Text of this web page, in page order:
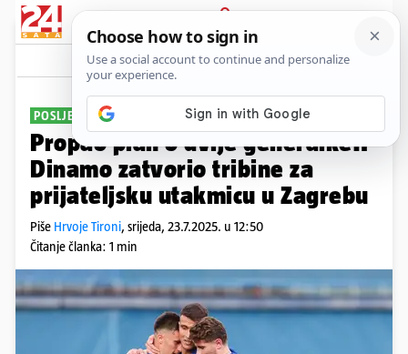
PRIJAVA
Sport Komentari
POSLJEDNJA PROVJERA
Propao plan o dvije generalke!?
Dinamo zatvorio tribine za
prijateljsku utakmicu u Zagrebu
Piše Hrvoje Tironi, srijeda, 23.7.2025. u 12:50
Čitanje članka: 1 min